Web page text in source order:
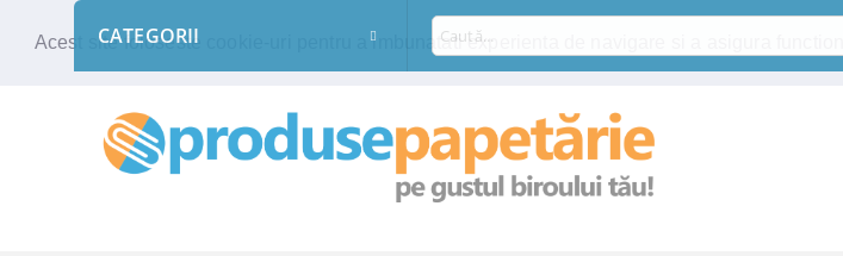
Acest site foloseste cookie-uri pentru a imbunatati experienta de navigare si a asigura
CATEGORII